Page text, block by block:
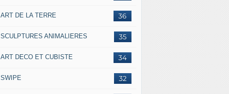
36
ART DE LA TERRE
35
SCULPTURES ANIMALIERES
34
ART DECO ET CUBISTE
32
SWIPE